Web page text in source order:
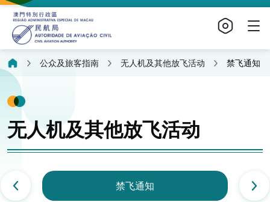
公众及旅客指南 无人机及其他放飞活动 禁飞通知
无人机及其他放飞活动
禁飞通知